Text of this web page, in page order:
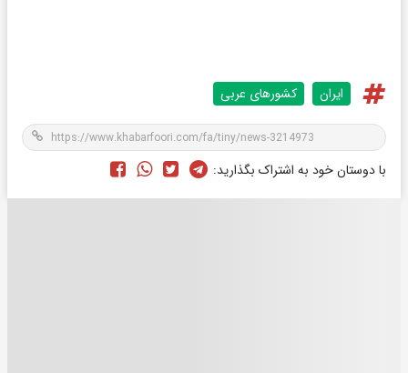
ایران کشورهای عربی
با دوستان خود به اشتراک بگذارید: